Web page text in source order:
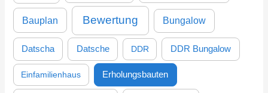
c
h
Bauplan Bewertung Bungalow
Datscha Datsche DDR DDR Bungalow
Einfamilienhaus Erholungsbauten